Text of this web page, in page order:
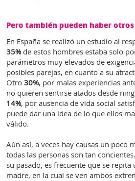
Pero también pueden haber
En España se realizó un estudio al
35%de estos hombres estaba solo
parámetros muy elevados de
posibles parejas, en cuanto a su
Otro30%, por malas experiencias
no quieren sentirse atados desde
14%, por ausencia de vida social
puede dar una idea de lo que ellos
válido.
Aún así, a veces hay causas un poco
todas las personas son tan
su pasado, es frecuente que se repita
madre, en la cual se ven ambos